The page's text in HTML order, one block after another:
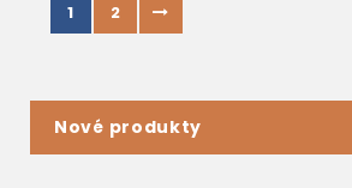
1
2
Nové produkty